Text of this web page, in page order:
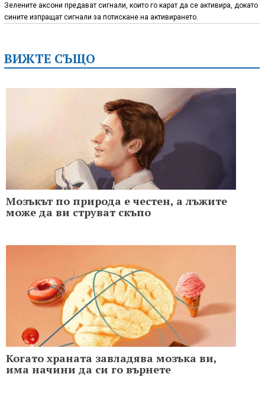
Зелените аксони предават сигнали, които го карат да се активира, докато
сините изпращат сигнали за потискане на активирането.
ВИЖТЕ СЪЩО
Мозъкът по природа е честен, a лъжите
може да ви струват скъпо
Когато храната завладява мозъка ви,
има начини да си го върнете